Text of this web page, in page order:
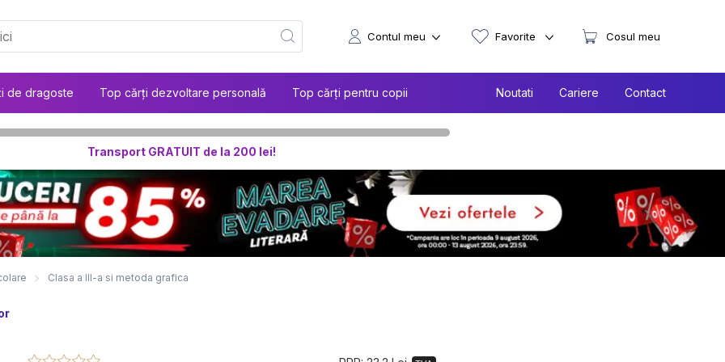
de dragoste Top cărți dezvoltare personală Top cărți pentru copii Noutati Cariere Contact
Contul meu Favorite Cosul meu
Transport GRATUIT de la 200 lei!
Clasa a III-a si metoda grafica